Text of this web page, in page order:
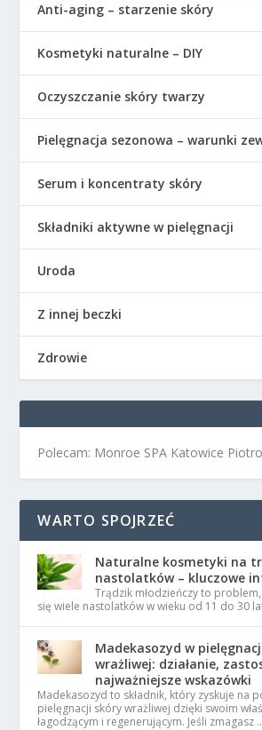
Anti-aging – starzenie skóry
Kosmetyki naturalne – DIY
Oczyszczanie skóry twarzy
Pielęgnacja sezonowa – warunki
Serum i koncentraty skóry
Składniki aktywne w pielęgnacji
Uroda
Z innej beczki
Zdrowie
Polecam: Monroe SPA Katowice
WARTO SPOJRZEĆ
Naturalne kosmetyki na
nastolatków – kluczowe
Trądzik młodzieńczy to
się wiele nastolatków w wieku od 11 do 30
Madekasozyd w
wrażliwej: działanie,
najważniejsze wskazówki
Madekasozyd to składnik, który zyskuje na
pielęgnacji skóry wrażliwej dzięki swoim
łagodzącym i regenerującym. Jeśli zmagasz